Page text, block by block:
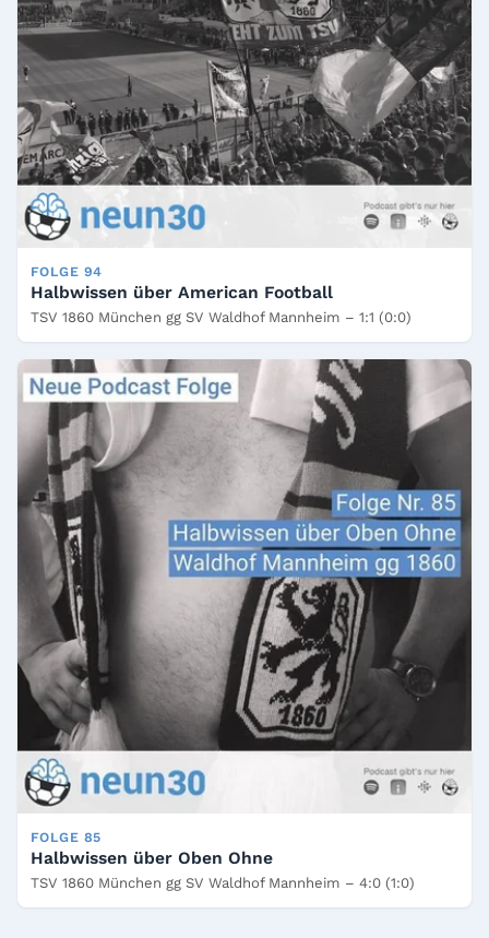
FOLGE 94
Halbwissen über American Football
TSV 1860 München gg SV Waldhof Mannheim – 1:1 (0:0)
FOLGE 85
Halbwissen über Oben Ohne
TSV 1860 München gg SV Waldhof Mannheim – 4:0 (1:0)